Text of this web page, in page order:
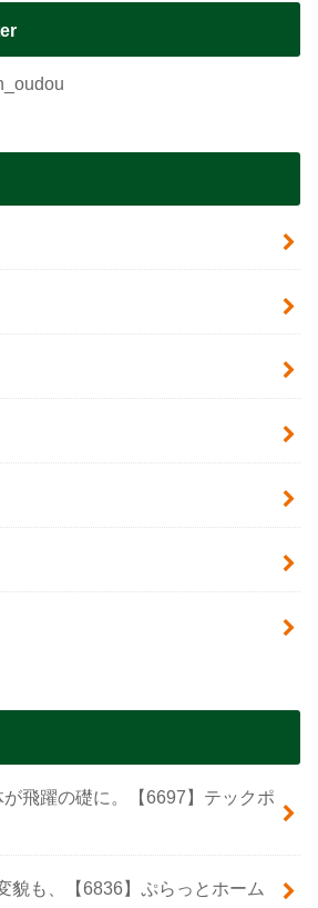
飛躍の礎に。【6697】テックポ
貌も、【6836】ぷらっとホーム